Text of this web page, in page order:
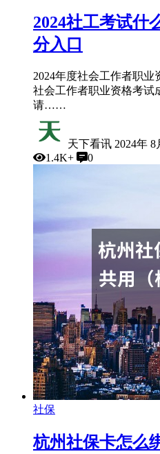
2024社工考试什
分入口
2024年度社会工作者职业
社会工作者职业资格考试
请……
天下看讯 2024年 8
1.4K+
0
社保
杭州社保卡怎么